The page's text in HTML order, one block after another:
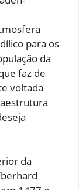
para os
da
faz de
voltada
da